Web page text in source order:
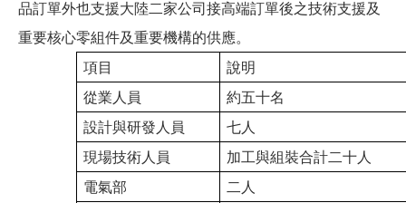
品訂單外也支援大陸二家公司接高端訂單後之技術支援及
重要核心零組件及重要機構的供應。
項目
說明
從業人員
約五十名
設計與研發人員
七人
現場技術人員
加工與組裝合計二十人
電氣部
二人